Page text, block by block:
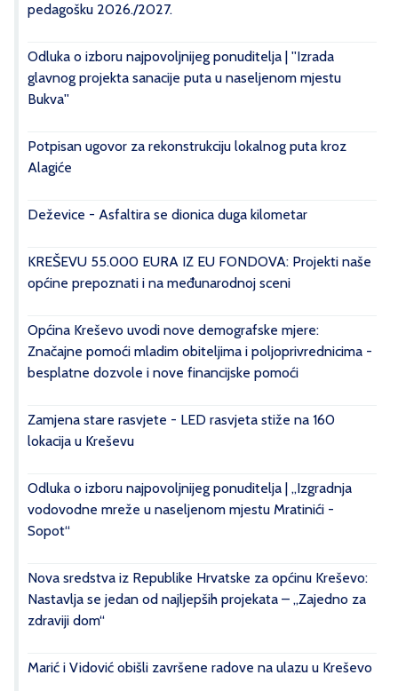
pedagošku 2026./2027.
Odluka o izboru najpovoljnijeg ponuditelja | ''Izrada
glavnog projekta sanacije puta u naseljenom mjestu
Bukva''
Potpisan ugovor za rekonstrukciju lokalnog puta kroz
Alagiće
Deževice - Asfaltira se dionica duga kilometar
KREŠEVU 55.000 EURA IZ EU FONDOVA: Projekti naše
općine prepoznati i na međunarodnoj sceni
Općina Kreševo uvodi nove demografske mjere:
Značajne pomoći mladim obiteljima i poljoprivrednicima -
besplatne dozvole i nove financijske pomoći
Zamjena stare rasvjete - LED rasvjeta stiže na 160
lokacija u Kreševu
Odluka o izboru najpovoljnijeg ponuditelja | „Izgradnja
vodovodne mreže u naseljenom mjestu Mratinići -
Sopot“
Nova sredstva iz Republike Hrvatske za općinu Kreševo:
Nastavlja se jedan od najljepših projekata – „Zajedno za
zdraviji dom“
Marić i Vidović obišli završene radove na ulazu u Kreševo